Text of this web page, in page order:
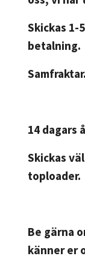
Skickas
betalning.
Samfraktar.
14 dagars
Skickas
toploader.
Be gärna
känner er